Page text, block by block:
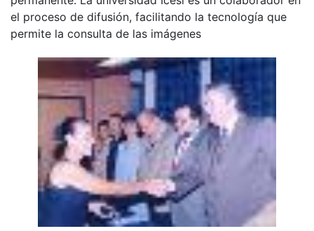
el proceso de difusión, facilitando la tecnología que
permite la consulta de las imágenes